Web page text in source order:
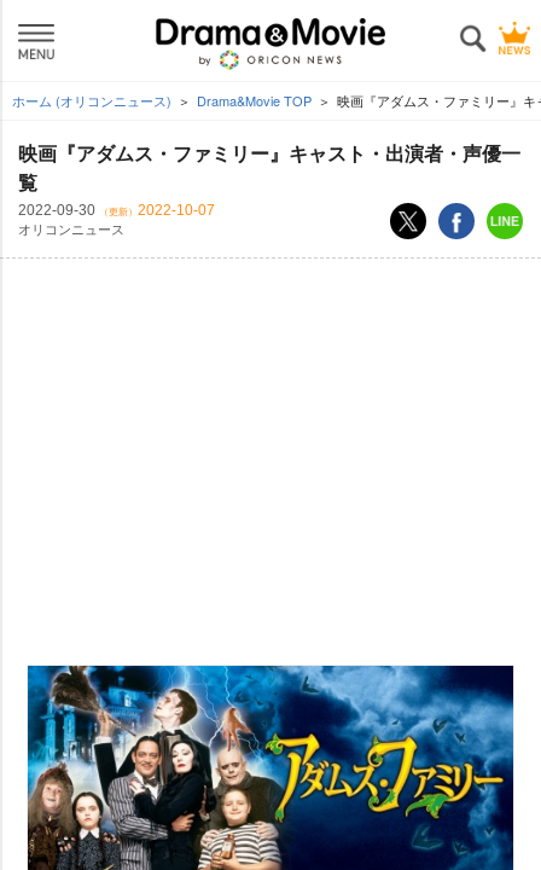
ホーム (オリコンニュース) Drama&Movie TOP 映画『アダムス・ファミリー』
映画『アダムス・ファミリー』キャスト・出演者・声優一
覧
2022-09-30 （更新） 2022-10-07
オリコンニュース